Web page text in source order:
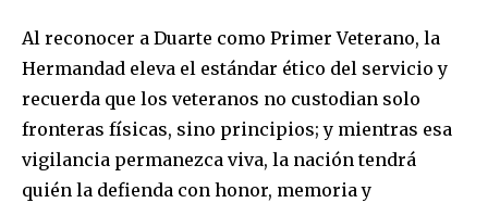
Al reconocer a Duarte como Primer Veterano, la
Hermandad eleva el estándar ético del servicio y
recuerda que los veteranos no custodian solo
fronteras físicas, sino principios; y mientras esa
vigilancia permanezca viva, la nación tendrá
quién la defienda con honor, memoria y